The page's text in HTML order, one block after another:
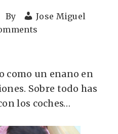
By
Jose Miguel
como un enano en
Sobre todo has
los coches…